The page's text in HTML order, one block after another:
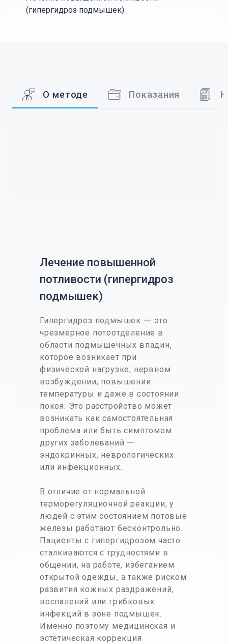
(гипергидроз подмышек)
О методе Показания
Лечение повышенной
потливости (гипергидроз
подмышек)
Гипергидроз подмышек 一 это
чрезмерное потоотделение в
области подмышечных впадин,
которое возникает при
физической нагрузке, нервном
возбуждении, повышении
температуры и даже в состоянии
покоя. Это расстройство может
возникать как самостоятельная
проблема или быть симптомом
других заболеваний 一
эндокринных, неврологических
или инфекционных.
В отличие от нормальной
терморегуляционной реакции, у
людей с этим состоянием потовые
железы работают бесконтрольно.
Пациенты с гипергидрозом часто
сталкиваются с трудностями в
общении, на работе, избеганием
открытой одежды, а также риском
развития кожных раздражений,
воспалений или грибковых
инфекций в зоне подмышек.
Именно поэтому медицинская и
эстетическая коррекция